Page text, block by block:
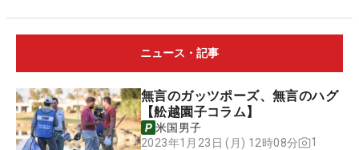
ニュース・記事
無言のガッツポーズ、無言のハグ
【舩越園子コラム】
米国男子
2023年1月23日 (月) 12時08分
1